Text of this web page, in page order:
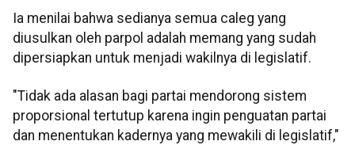
Ia menilai bahwa sedianya semua caleg yang
diusulkan oleh parpol adalah memang yang sudah
dipersiapkan untuk menjadi wakilnya di legislatif.
"Tidak ada alasan bagi partai mendorong sistem
proporsional tertutup karena ingin penguatan partai
dan menentukan kadernya yang mewakili di legislatif,"